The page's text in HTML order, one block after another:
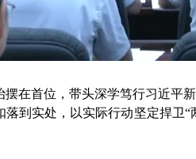
首位，带头深学笃行习近平
到实处，以实际行动坚定捍卫